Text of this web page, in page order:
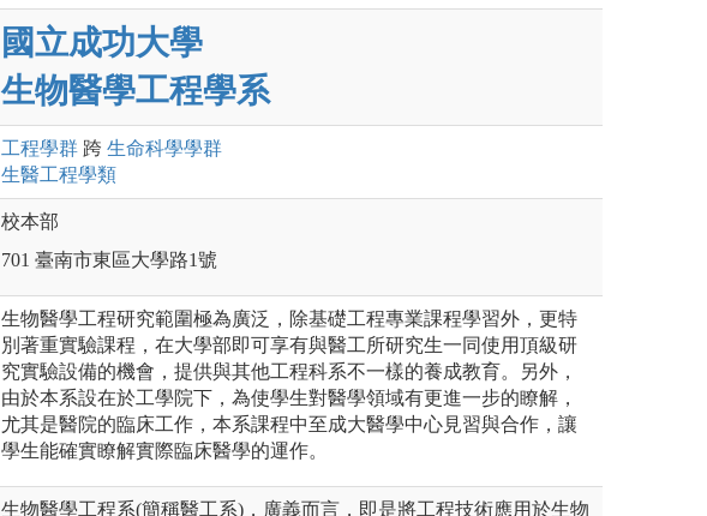
國立成功大學
生物醫學工程學系
工程學群 跨 生命科學學群
生醫工程學類
校本部
701 臺南市東區大學路1號
生物醫學工程研究範圍極為廣泛，除基礎工程專業課程學習外，更特
別著重實驗課程，在大學部即可享有與醫工所研究生一同使用頂級研
究實驗設備的機會，提供與其他工程科系不一樣的養成教育。另外，
由於本系設在於工學院下，為使學生對醫學領域有更進一步的瞭解，
尤其是醫院的臨床工作，本系課程中至成大醫學中心見習與合作，讓
學生能確實瞭解實際臨床醫學的運作。
生物醫學工程系(簡稱醫工系)，廣義而言，即是將工程技術應用於生物